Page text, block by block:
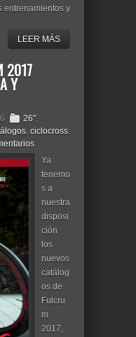
entrenamientos y
LEER MÁS
2017
Y
26",
, ciclocross,
Ya
tenemo
s a
nuestra
disposi
ción
los
nuevos
catálog
os de
Fulcru
m
2017,